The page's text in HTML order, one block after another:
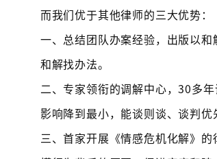
而我们优于其他律师的三大优势：
一、总结团队办案经验，出版以
和解找办法。
二、专家领衔的调解中心，30多
影响降到最小，能谈则谈、谈判优
三、首家开展《情感危机化解》